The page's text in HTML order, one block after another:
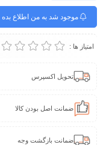
موجود شد به من اطلاع بده
امتیاز ها :
تحویل اکسپرس
ضمانت اصل بودن کالا
ضمانت بازگشت وجه